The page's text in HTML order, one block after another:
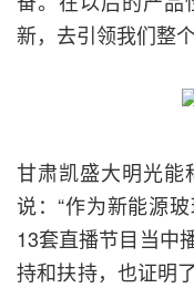
新，去引领我们整
甘肃凯盛大明光能
说：“作为新能源
13套直播节目当中
持和扶持，也证明